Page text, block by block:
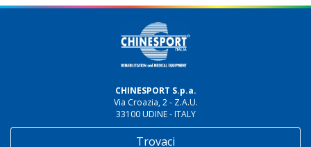
CHINESPORT S.p.a.
Via Croazia, 2 - Z.A.U.
33100 UDINE - ITALY
Trovaci